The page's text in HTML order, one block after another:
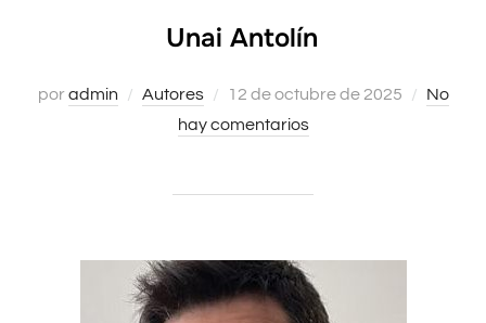
Unai Antolín
poradmin Autores
Publicado
el
12 de octubre de 2025
No
hay comentarios